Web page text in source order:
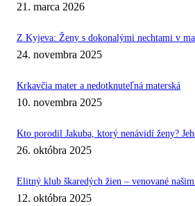
21. marca 2026
Z Kyjeva: Ženy s dokonalými nechtami v
24. novembra 2025
Krkavčia mater a nedotknuteľná materská
10. novembra 2025
Kto porodil Jakuba, ktorý nenávidí ženy?
26. októbra 2025
Elitný klub škaredých žien – venované
12. októbra 2025